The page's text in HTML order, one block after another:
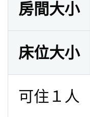
房間大小
床位大小
可住１人